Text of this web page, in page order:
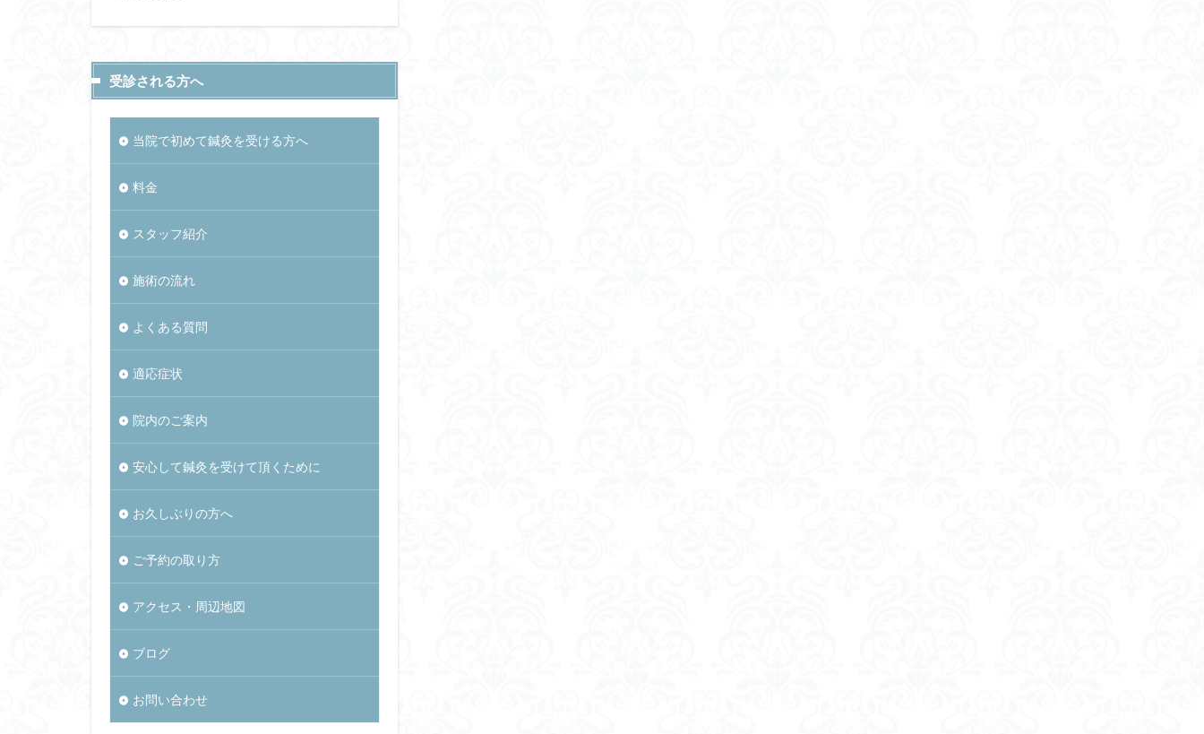
受診される方へ
当院で初めて鍼灸を受ける方へ
料金
スタッフ紹介
施術の流れ
よくある質問
適応症状
院内のご案内
安心して鍼灸を受けて頂くために
お久しぶりの方へ
ご予約の取り方
アクセス・周辺地図
ブログ
お問い合わせ